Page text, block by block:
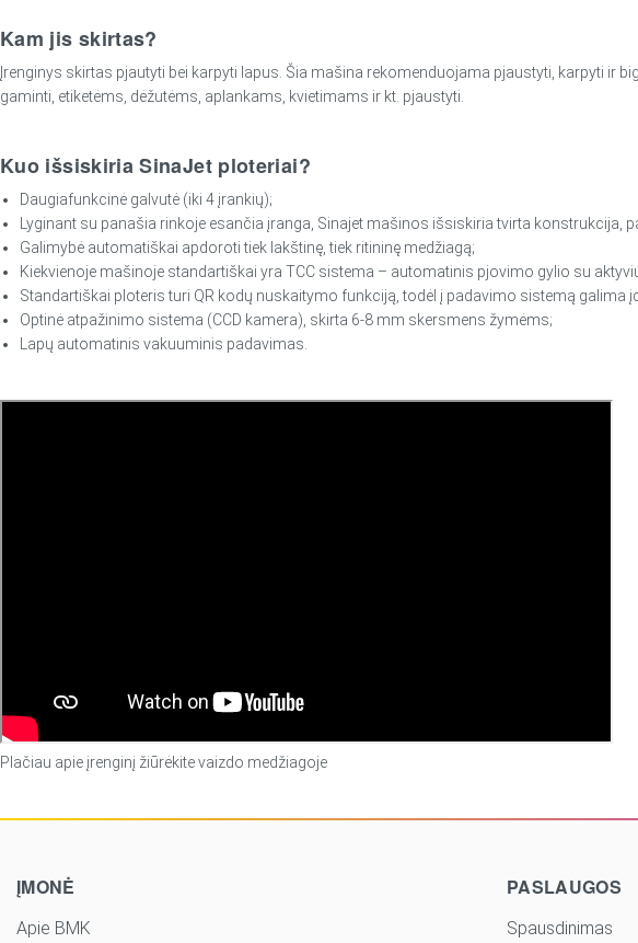
Kam jis skirtas?
Įrenginys skirtas pjautyti bei karpyti lapus. Šia mašina rekomenduojama pjaustyti, karpyti
gaminti, etiketėms, dėžutėms, aplankams, kvietimams ir kt. pjaustyti.
Kuo išsiskiria SinaJet ploteriai?
Daugiafunkcinė galvutė (iki 4 įrankių);
Lyginant su panašia rinkoje esančia įranga, Sinajet mašinos išsiskiria tvirta
Galimybė automatiškai apdoroti tiek lakštinę, tiek ritininę medžiagą;
Kiekvienoje mašinoje standartiškai yra TCC sistema – automatinis pjovimo gylio su
Standartiškai ploteris turi QR kodų nuskaitymo funkciją, todėl į padavimo sistemą galima
Optinė atpažinimo sistema (CCD kamera), skirta 6-8 mm skersmens žymėms;
Lapų automatinis vakuuminis padavimas.
Plačiau apie įrenginį žiūrėkite vaizdo medžiagoje
ĮMONĖ
Apie BMK
PASLAUGOS
Spausdinimas